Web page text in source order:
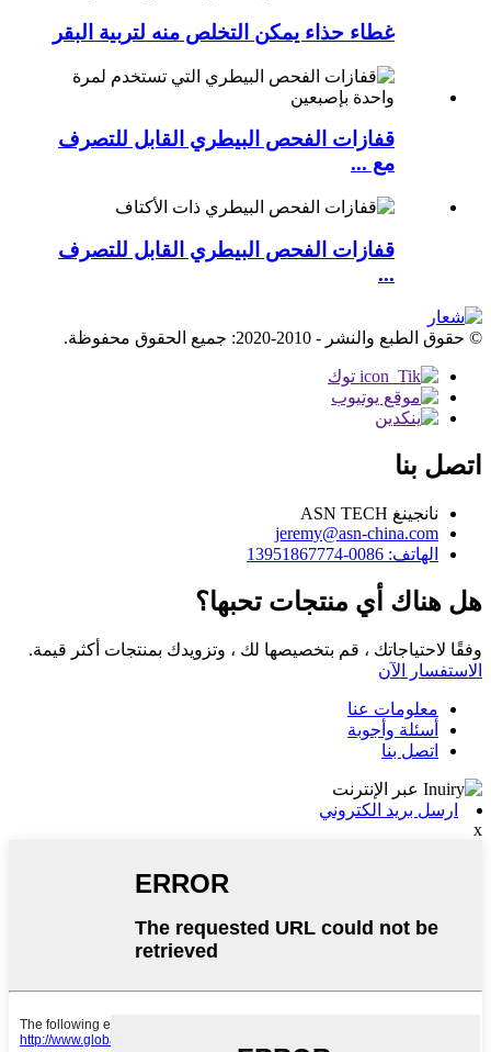
غطاء حذاء يمكن التخلص منه لتربية البقر
قفازات الفحص البيطري القابل للتصرف
مع ...
قفازات الفحص البيطري القابل للتصرف
...
© حقوق الطبع والنشر - 2010-2020: جميع الحقوق محفوظة.
اتصل بنا
نانجينغ ASN TECH
jeremy@asn-china.com
الهاتف: 0086-13951867774
هل هناك أي منتجات تحبها؟
وفقًا لاحتياجاتك ، قم بتخصيصها لك ، وتزويدك بمنتجات أكثر قيمة.
الاستفسار الآن
معلومات عنا
أسئلة وأجوبة
اتصل بنا
ارسل بريد الكتروني
x